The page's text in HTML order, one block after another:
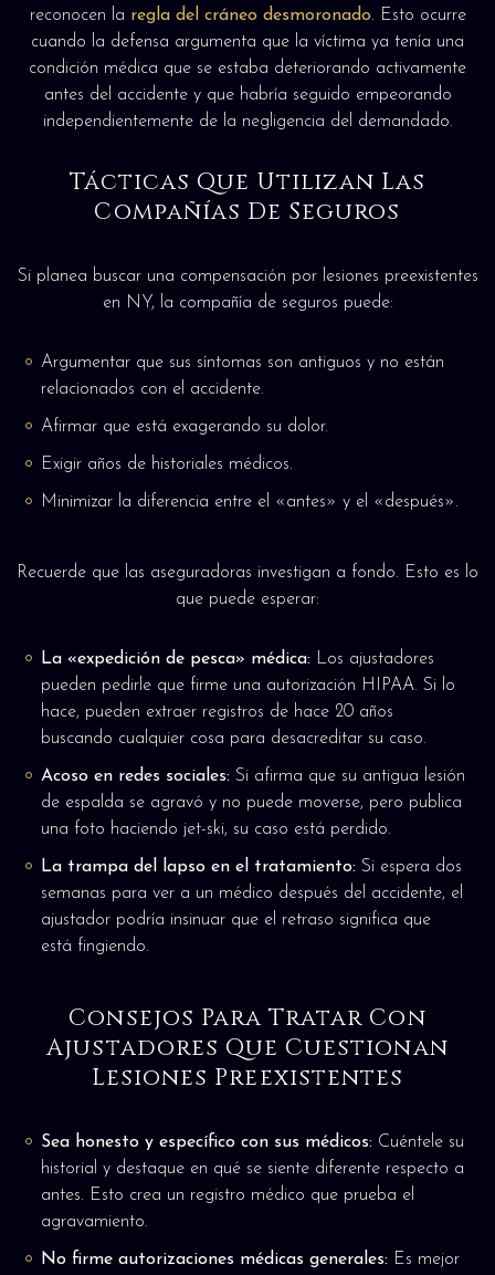
reconocen la regla del cráneo desmoronado. Esto ocurre
cuando la defensa argumenta que la víctima ya tenía una
condición médica que se estaba deteriorando activamente
antes del accidente y que habría seguido empeorando
independientemente de la negligencia del demandado.
Tácticas Que Utilizan Las
Compañías De Seguros
Si planea buscar una compensación por lesiones preexistentes
en NY, la compañía de seguros puede:
Argumentar que sus síntomas son antiguos y no están
relacionados con el accidente.
Afirmar que está exagerando su dolor.
Exigir años de historiales médicos.
Minimizar la diferencia entre el «antes» y el «después».
Recuerde que las aseguradoras investigan a fondo. Esto es lo
que puede esperar:
La «expedición de pesca» médica: Los ajustadores
pueden pedirle que firme una autorización HIPAA. Si lo
hace, pueden extraer registros de hace 20 años
buscando cualquier cosa para desacreditar su caso.
Acoso en redes sociales: Si afirma que su antigua lesión
de espalda se agravó y no puede moverse, pero publica
una foto haciendo jet-ski, su caso está perdido.
La trampa del lapso en el tratamiento: Si espera dos
semanas para ver a un médico después del accidente, el
ajustador podría insinuar que el retraso significa que
está fingiendo.
Consejos Para Tratar Con
Ajustadores Que Cuestionan
Lesiones Preexistentes
Sea honesto y específico con sus médicos: Cuéntele su
historial y destaque en qué se siente diferente respecto a
antes. Esto crea un registro médico que prueba el
agravamiento.
No firme autorizaciones médicas generales: Es mejor